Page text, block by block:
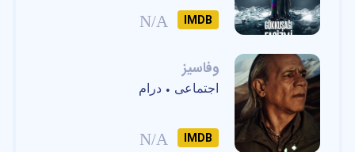
IMDB
N/A
وفاسیز
اجتماعی • درام
IMDB
N/A